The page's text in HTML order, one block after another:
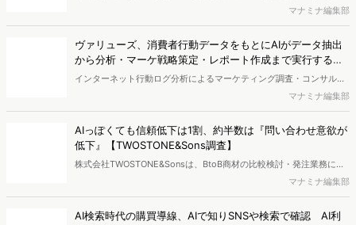
自の大規模生活者意識調査データを掛け合わせて、テレビ広告のデー
タ集計や広告効果の分析ができるダッシュボード「Rasta!
（Resourceful Analysis System of TV Audience：ラスタ）」の機能
を拡充し、放送局への提供を開始したことを発表しました。
マナミナ編集部
ヴァリューズ、消費者行動データをもとにAIがデータ抽出
から分析・マーケ戦略策定・レポート作成まで実行する
「Dockpit AIエージェント」を提供開始
インターネット行動ログ分析によるマーケティング調査・コンサルテ
ィングサービスを提供する株式会社ヴァリューズは、国内最大規模
250万人のWeb行動ログデータを基盤としたマーケティングリサーチ
エンジン「Dockpit（ドックピット）」の新機能として、AIが市場分
析から仮説構築、レポート作成までを自律的にサポートする
「Dockpit AIエージェント」の提供を開始いたしました。
マナミナ編集部
AIっぽくても信頼低下は1割、約半数は『問い合わせ意欲が
低下』【TWOSTONE&Sons調査】
株式会社TWOSTONE&Sonsは、BtoB商材の比較検討・発注業務に携
わる担当者を対象に、コンテンツのAIっぽさに関する意識調査を実施
し、結果を公開しました。
マナミナ編集部
AI検索時代の購買導線、AIで知りSNSや検索で確認 AI利